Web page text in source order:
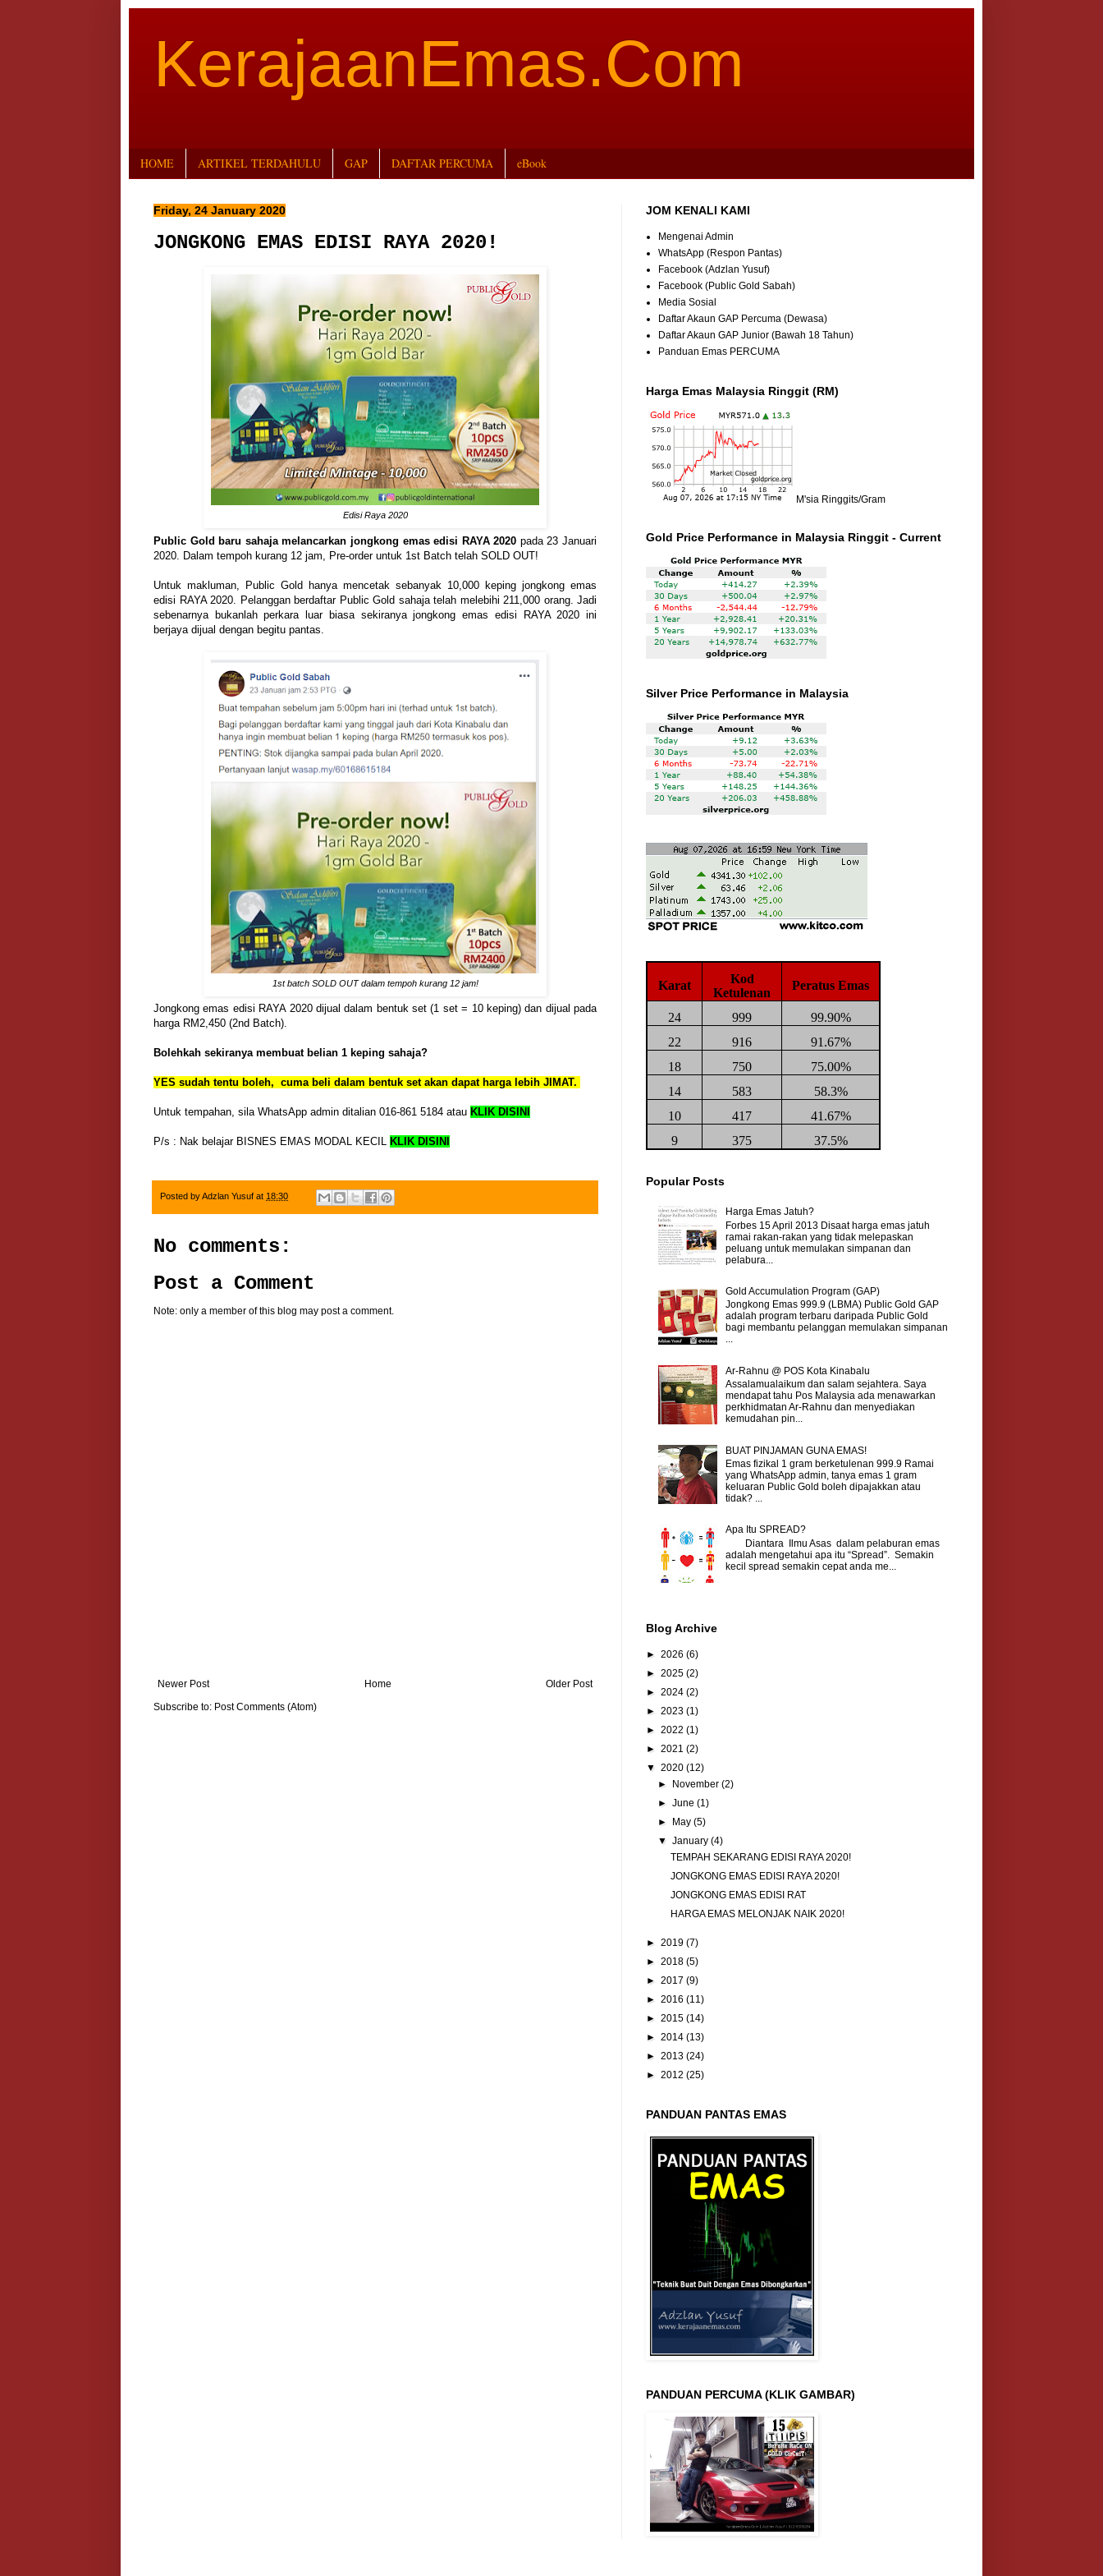
KerajaanEmas.Com
HOME ARTIKEL TERDAHULU GAP DAFTAR PERCUMA eBook
Friday, 24 January 2020
JONGKONG EMAS EDISI RAYA 2020!
Edisi Raya 2020
Public Gold baru sahaja melancarkan jongkong emas edisi RAYA 2020 pada 23 Januari
2020. Dalam tempoh kurang 12 jam, Pre-order untuk 1st Batch telah SOLD OUT!
Untuk makluman, Public Gold hanya mencetak sebanyak 10,000 keping jongkong emas
edisi RAYA 2020. Pelanggan berdaftar Public Gold sahaja telah melebihi 211,000 orang. Jadi
sebenarnya bukanlah perkara luar biasa sekiranya jongkong emas edisi RAYA 2020 ini
berjaya dijual dengan begitu pantas.
1st batch SOLD OUT dalam tempoh kurang 12 jam!
Jongkong emas edisi RAYA 2020 dijual dalam bentuk set (1 set = 10 keping) dan dijual pada
harga RM2,450 (2nd Batch).
Bolehkah sekiranya membuat belian 1 keping sahaja?
YES sudah tentu boleh, cuma beli dalam bentuk set akan dapat harga lebih JIMAT.
Untuk tempahan, sila WhatsApp admin ditalian 016-861 5184 atau KLIK DISINI
P/s : Nak belajar BISNES EMAS MODAL KECIL KLIK DISINI
Posted byAdzlan Yusuf at 18:30
No comments:
Post a Comment
Note: only a member of this blog may post a comment.
Newer Post Older Post
Home
Subscribe to: Post Comments (Atom)
JOM KENALI KAMI
Mengenai Admin
WhatsApp (Respon Pantas)
Facebook (Adzlan Yusuf)
Facebook (Public Gold Sabah)
Media Sosial
Daftar Akaun GAP Percuma (Dewasa)
Daftar Akaun GAP Junior (Bawah 18 Tahun)
Panduan Emas PERCUMA
Harga Emas Malaysia Ringgit (RM)
M'sia Ringgits/Gram
Gold Price Performance in Malaysia Ringgit - Current
Silver Price Performance in Malaysia
Karat
Kod
Ketulenan
Peratus Emas
24 999
99.90%
22
916
91.67%
18
750
75.00%
14
583
58.3%
10
417
41.67%
9
375 37.5%
Popular Posts
Harga Emas Jatuh?
Forbes 15 April 2013 Disaat harga emas jatuh
ramai rakan-rakan yang tidak melepaskan
peluang untuk memulakan simpanan dan
pelabura...
Gold Accumulation Program (GAP)
Jongkong Emas 999.9 (LBMA) Public Gold GAP
adalah program terbaru daripada Public Gold
bagi membantu pelanggan memulakan simpanan
...
Ar-Rahnu @ POS Kota Kinabalu
Assalamualaikum dan salam sejahtera. Saya
mendapat tahu Pos Malaysia ada menawarkan
perkhidmatan Ar-Rahnu dan menyediakan
kemudahan pin...
BUAT PINJAMAN GUNA EMAS!
Emas fizikal 1 gram berketulenan 999.9 Ramai
yang WhatsApp admin, tanya emas 1 gram
keluaran Public Gold boleh dipajakkan atau
tidak? ...
Apa Itu SPREAD?
Diantara Ilmu Asas dalam pelaburan emas
adalah mengetahui apa itu “Spread”. Semakin
kecil spread semakin cepat anda me...
Blog Archive
► 2026 (6)
► 2025 (2)
► 2024 (2)
► 2023 (1)
► 2022 (1)
► 2021 (2)
▼ 2020 (12)
► November(2)
►June(1)
► May(5)
▼January(4)
TEMPAH SEKARANG EDISI RAYA 2020!
JONGKONG EMAS EDISI RAYA 2020!
JONGKONG EMAS EDISI RAT
HARGA EMAS MELONJAK NAIK 2020!
► 2019 (7)
► 2018 (5)
► 2017 (9)
► 2016 (11)
► 2015 (14)
► 2014 (13)
► 2013 (24)
► 2012 (25)
PANDUAN PANTAS EMAS
PANDUAN PERCUMA (KLIK GAMBAR)